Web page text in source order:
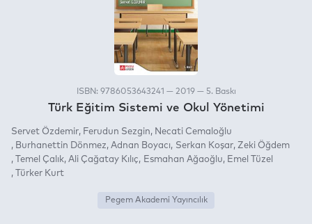
ISBN: 9786053643241 — 2019 — 5. Baskı
Türk Eğitim Sistemi ve Okul Yönetimi
Servet Özdemir Ferudun Sezgin
Necati Cemaloğlu
Burhanettin Dönmez Adnan Boyacı Serkan Koşar Zeki Öğdem
Temel Çalık Ali Çağatay Kılıç Esmahan Ağaoğlu
Emel Tüzel
Türker Kurt
Pegem Akademi Yayıncılık